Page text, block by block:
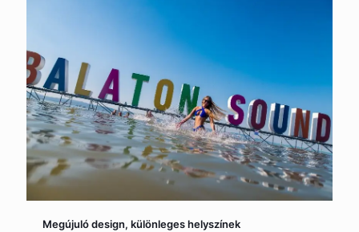
Megújuló design, különleges helyszínek